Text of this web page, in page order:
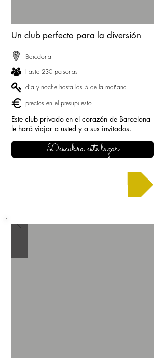
Un club perfecto para la diversión
Barcelona
hasta 230 personas
día y noche hasta las 5 de la mañana
precios en el presupuesto
Este club privado en el corazón de Barcelona
le hará viajar a usted y a sus invitados.
Descubra este lugar